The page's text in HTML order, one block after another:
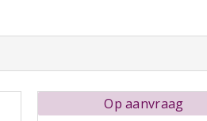
Op aanvraag